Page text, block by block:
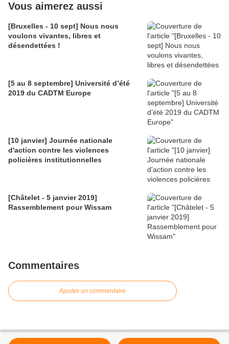
Vous aimerez aussi
[Bruxelles - 10 sept] Nous nous
voulons vivantes, libres et
désendettées !
[5 au 8 septembre] Université d’été
2019 du CADTM Europe
[10 janvier] Journée nationale
d'action contre les violences
policières institutionnelles
[Châtelet - 5 janvier 2019]
Rassemblement pour Wissam
Commentaires
Ajouter un commentaire